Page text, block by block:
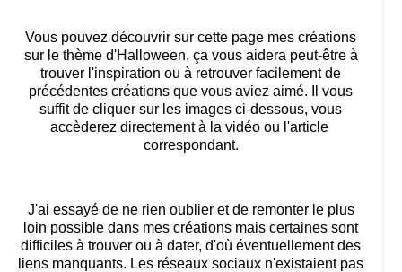
Vous pouvez découvrir sur cette page mes créations
sur le thème d'Halloween, ça vous aidera peut-être à
trouver l'inspiration ou à retrouver facilement de
précédentes créations que vous aviez aimé. Il vous
suffit de cliquer sur les images ci-dessous, vous
accèderez directement à la vidéo ou l'article
correspondant.
J'ai essayé de ne rien oublier et de remonter le plus
loin possible dans mes créations mais certaines sont
difficiles à trouver ou à dater, d'où éventuellement des
liens manquants. Les réseaux sociaux n'existaient pas